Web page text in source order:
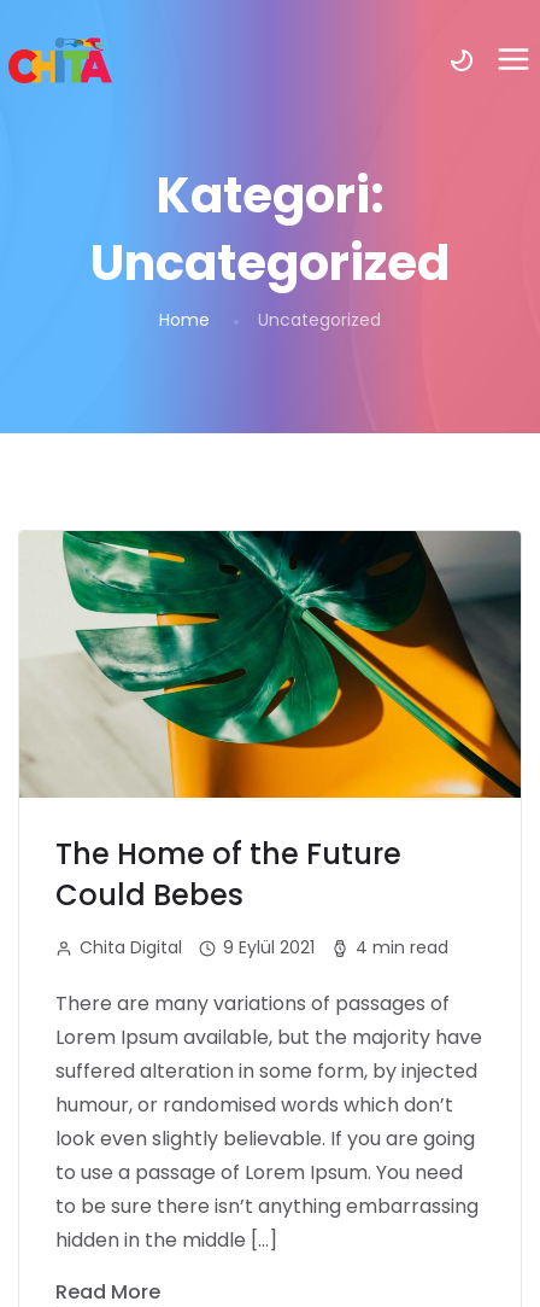
Kategori:
Uncategorized
Home Uncategorized
The Home of the Future
Could Bebes
Chita Digital 9 Eylül 2021 4 min read
There are many variations of passages of
Lorem Ipsum available, but the majority have
suffered alteration in some form, by injected
humour, or randomised words which don’t
look even slightly believable. If you are going
to use a passage of Lorem Ipsum. You need
to be sure there isn’t anything embarrassing
hidden in the middle […]
Read More